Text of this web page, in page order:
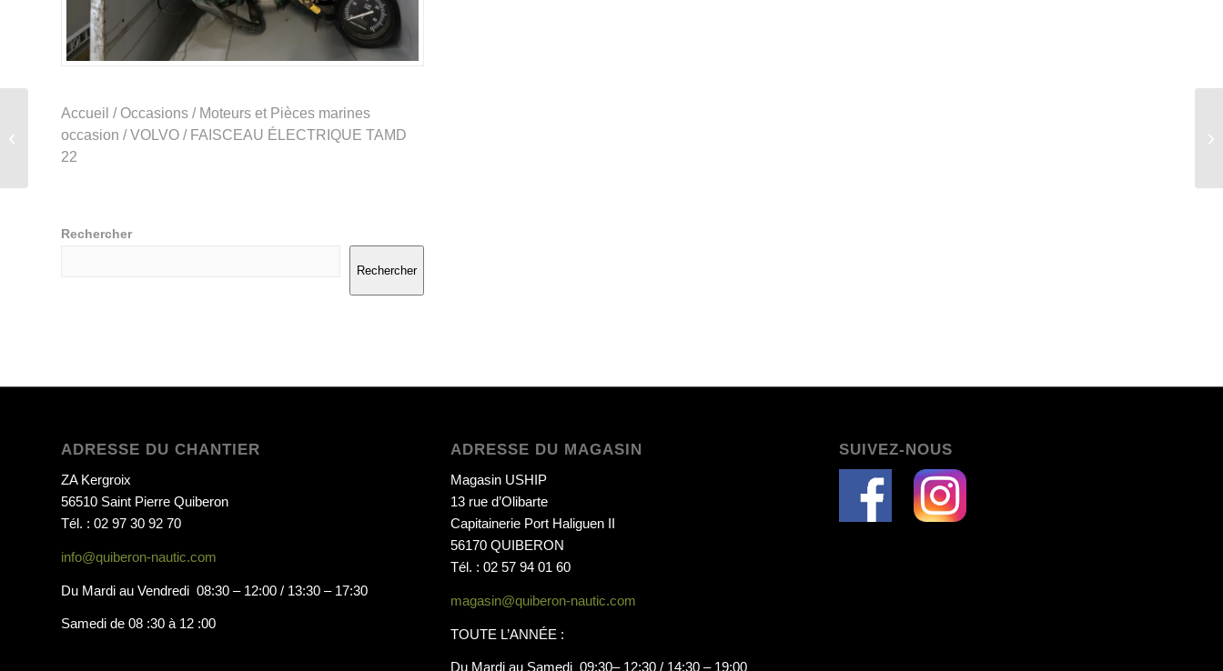
Accueil / Occasions / Moteurs et Pièces marines
occasion /VOLVO / FAISCEAU ÉLECTRIQUE TAMD
22
Rechercher
Rechercher
ADRESSE DU CHANTIER
ZA Kergroix
56510 Saint Pierre Quiberon
Tél. : 02 97 30 92 70
info@quiberon-nautic.com
Du Mardi au Vendredi 08:30 – 12:00 / 13:30 – 17:30
Samedi de 08 :30 à 12 :00
ADRESSE DU MAGASIN
Magasin USHIP
13 rue d’Olibarte
Capitainerie Port Haliguen II
56170 QUIBERON
Tél. : 02 57 94 01 60
magasin@quiberon-nautic.com
TOUTE L’ANNÉE :
Du Mardi au Samedi 09:30– 12:30 / 14:30 – 19:00
SUIVEZ-NOUS
POMPE LIQUIDE DE
REFROIDISSEMENT
VOLVO PENTA TAMD